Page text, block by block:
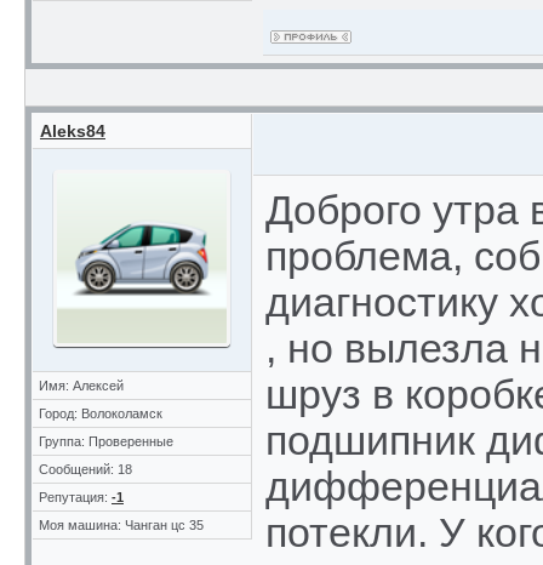
Aleks84
Имя: Алексей
Город: Волоколамск
Группа: Проверенные
Сообщений: 18
Репутация: -1
Моя машина: Чанган цс 35
Доброго утра
проблема,
диагностику
, но вылезла
шруз в
подшипник
потекли. У